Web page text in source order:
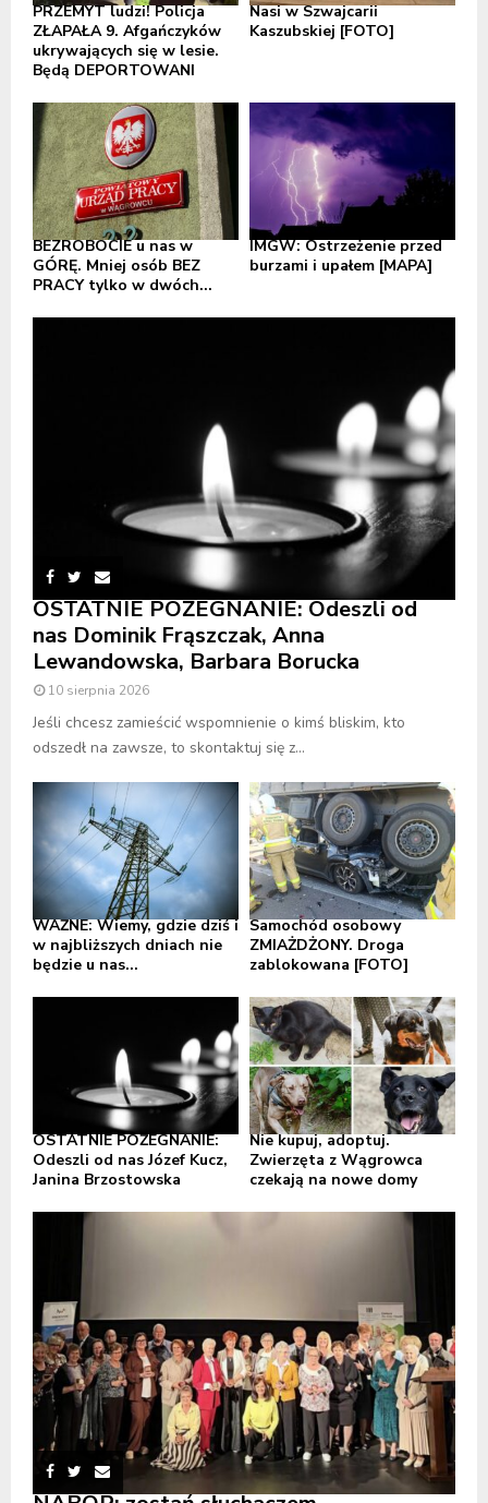
PRZEMYT ludzi! Policja
ZŁAPAŁA 9. Afgańczyków
ukrywających się w lesie.
Będą DEPORTOWANI
Nasi w Szwajcarii
Kaszubskiej [FOTO]
BEZROBOCIE u nas w
GÓRĘ. Mniej osób BEZ
PRACY tylko w dwóch...
IMGW: Ostrzeżenie przed
burzami i upałem [MAPA]
OSTATNIE POŻEGNANIE: Odeszli od
nas Dominik Frąszczak, Anna
Lewandowska, Barbara Borucka
10 sierpnia 2026
Jeśli chcesz zamieścić wspomnienie o kimś bliskim, kto
odszedł na zawsze, to skontaktuj się z...
WAŻNE: Wiemy, gdzie dziś i
w najbliższych dniach nie
będzie u nas...
Samochód osobowy
ZMIAŻDŻONY. Droga
zablokowana [FOTO]
OSTATNIE POŻEGNANIE:
Odeszli od nas Józef Kucz,
Janina Brzostowska
Nie kupuj, adoptuj.
Zwierzęta z Wągrowca
czekają na nowe domy